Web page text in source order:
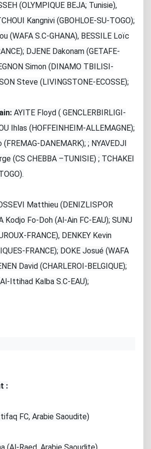
(OLYMPIQUE BEJA; Tunisie),
Kangnivi (GBOHLOE-SU-TOGO);
(WAFA S.C-GHANA), BESSILE Loïc
DJENE Dakonam (GETAFE-
Simon (DINAMO TBILISI-
Steve (LIVINGSTONE-ECOSSE);
AYITE Floyd ( GENCLERBIRLIGI-
Ihlas (HOFFEINHEIM-ALLEMAGNE);
(FREMAG-DANEMARK); ; NYAVEDJI
(CS CHEBBA –TUNISIE) ; TCHAKEI
Matthieu (DENIZLISPOR
Kodjo Fo-Doh (Al-Ain FC-EAU); SUNU
FRANCE), DENKEY Kevin
FRANCE); DOKE Josué (WAFA
David (CHARLEROI-BELGIQUE);
Ittihad Kalba S.C-EAU);
:
FC, Arabie Saoudite)